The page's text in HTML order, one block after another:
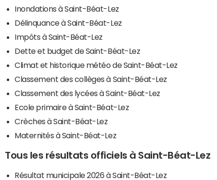
Inondations à Saint-Béat-Lez
Délinquance à Saint-Béat-Lez
Impôts à Saint-Béat-Lez
Dette et budget de Saint-Béat-Lez
Climat et historique météo de Saint-Béat-Lez
Classement des collèges à Saint-Béat-Lez
Classement des lycées à Saint-Béat-Lez
Ecole primaire à Saint-Béat-Lez
Crèches à Saint-Béat-Lez
Maternités à Saint-Béat-Lez
Tous les résultats officiels à Saint-Béat-Lez
Résultat municipale 2026 à Saint-Béat-Lez